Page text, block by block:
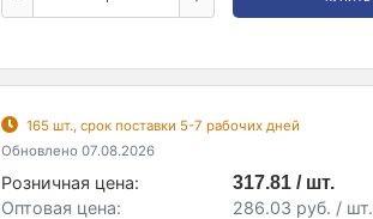
165 шт., срок поставки 5-7 рабочих дней
Обновлено 07.08.2026
Розничная цена:
317.81 / шт.
Оптовая цена:
286.03 руб. / шт.